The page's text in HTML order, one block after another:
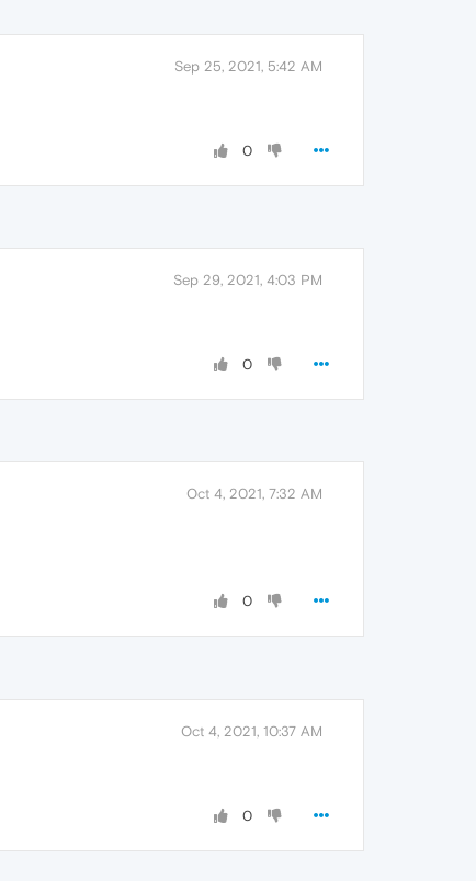
Sep 25, 2021, 5:42 AM
0
Sep 29, 2021, 4:03 PM
0
Oct 4, 2021, 7:32 AM
0
Oct 4, 2021, 10:37 AM
0